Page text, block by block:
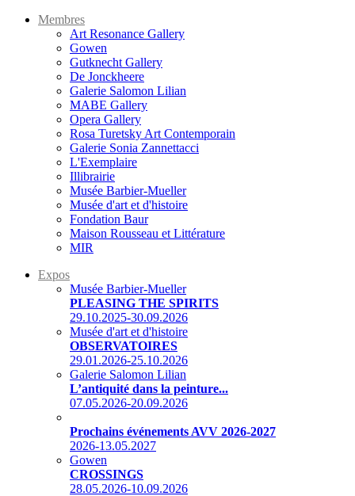
Membres
Art Resonance Gallery
Gowen
Gutknecht Gallery
De Jonckheere
Galerie Salomon Lilian
MABE Gallery
Opera Gallery
Rosa Turetsky Art Contemporain
Galerie Sonia Zannettacci
L'Exemplaire
Illibrairie
Musée Barbier-Mueller
Musée d'art et d'histoire
Fondation Baur
Maison Rousseau et Littérature
MIR
Expos
Musée Barbier-Mueller
PLEASING THE SPIRITS
29.10.2025-30.09.2026
Musée d'art et d'histoire
OBSERVATOIRES
29.01.2026-25.10.2026
Galerie Salomon Lilian
L’antiquité dans la peinture...
07.05.2026-20.09.2026
Prochains événements AVV 2026-2027
2026-13.05.2027
Gowen
CROSSINGS
28.05.2026-10.09.2026